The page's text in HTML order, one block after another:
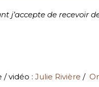
j’accepte de recevoir
/ vidéo : Julie Rivière /